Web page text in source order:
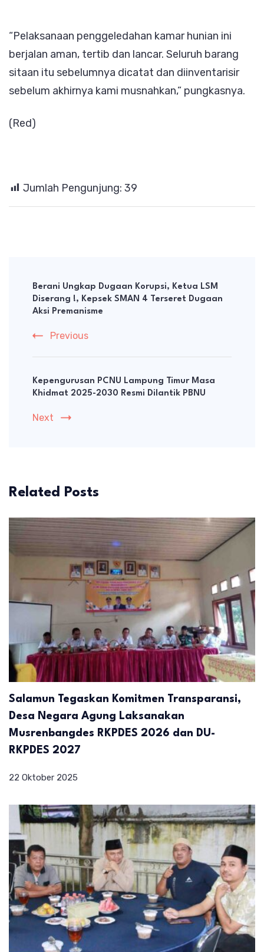
“Pelaksanaan penggeledahan kamar hunian ini
berjalan aman, tertib dan lancar. Seluruh barang
sitaan itu sebelumnya dicatat dan diinventarisir
sebelum akhirnya kami musnahkan,” pungkasnya.
(Red)
Jumlah Pengunjung: 39
Navigation
Berani Ungkap Dugaan Korupsi, Ketua LSM
Diserang !, Kepsek SMAN 4 Terseret Dugaan
Aksi Premanisme
Previous
Kepengurusan PCNU Lampung Timur Masa
Khidmat 2025-2030 Resmi Dilantik PBNU
Next
Related Posts
Salamun Tegaskan Komitmen Transparansi,
Desa Negara Agung Laksanakan
Musrenbangdes RKPDES 2026 dan DU-
RKPDES 2027
22 Oktober 2025